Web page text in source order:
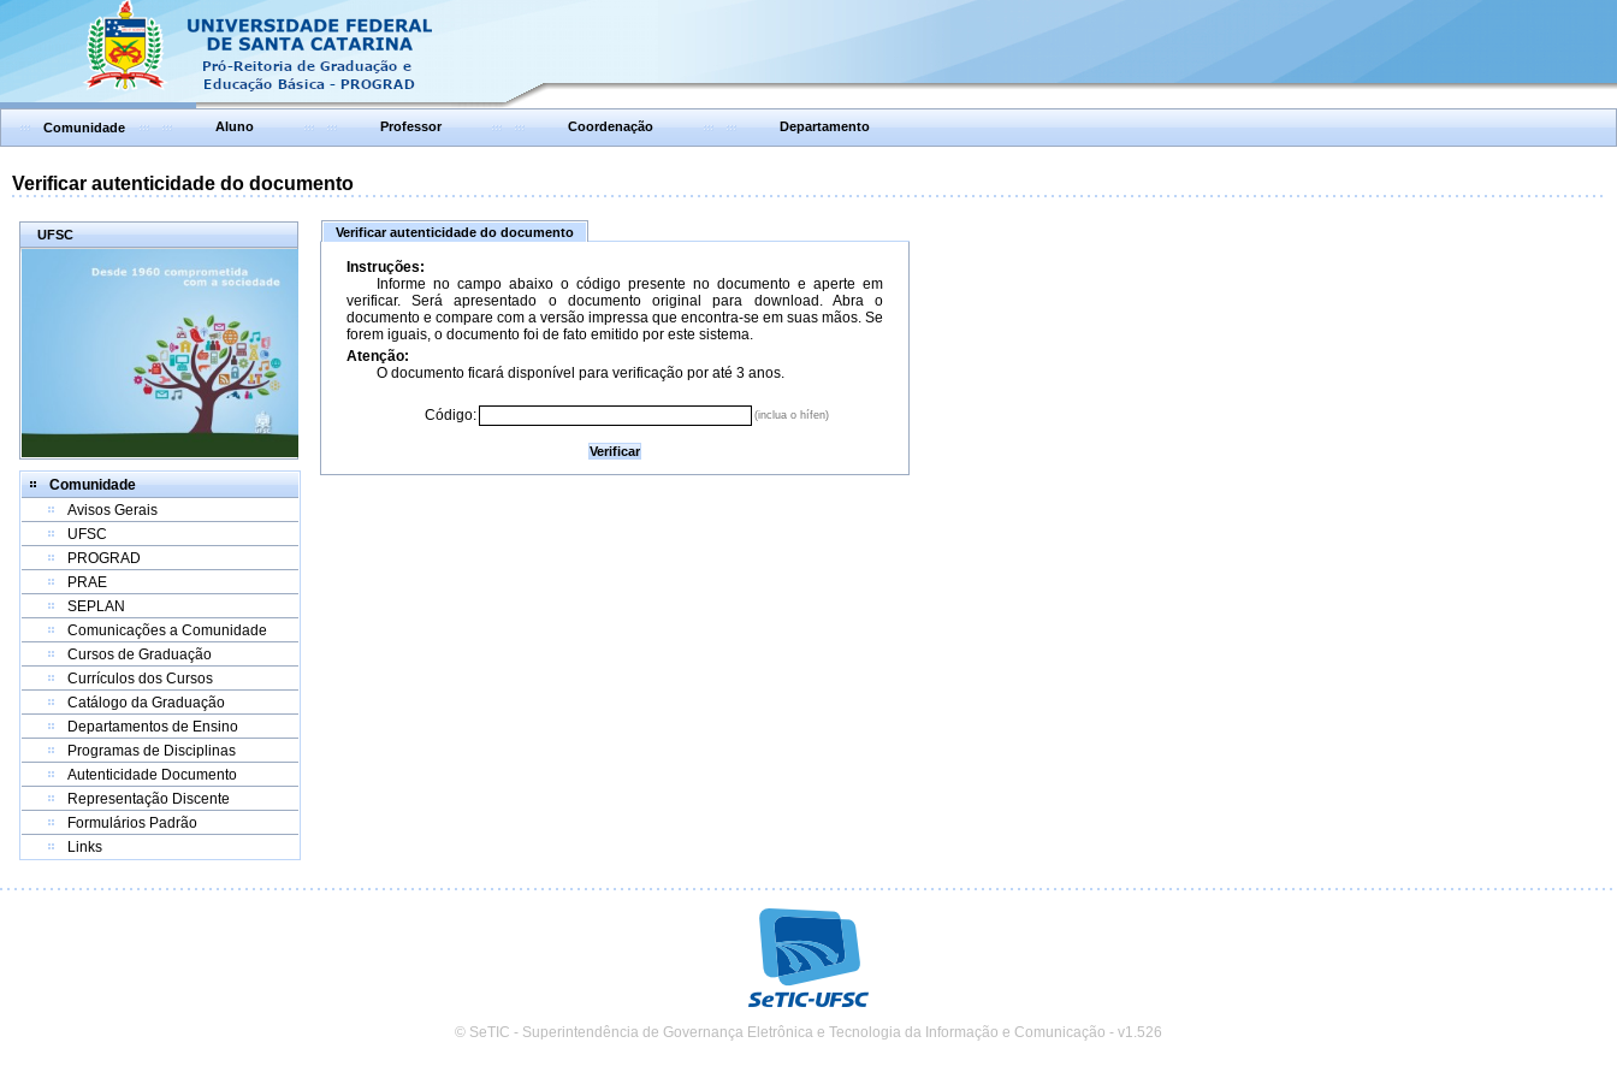
Comunidade Aluno Professor Coordenação Departamento
Verificar autenticidade do documento
UFSC
Comunidade
Avisos Gerais
UFSC
PROGRAD
PRAE
SEPLAN
Comunicações a Comunidade
Cursos de Graduação
Currículos dos Cursos
Catálogo da Graduação
Departamentos de Ensino
Programas de Disciplinas
Autenticidade Documento
Representação Discente
Formulários Padrão
Links
Verificar autenticidade do documento
Instruções:
Informe no campo abaixo o código presente no documento e aperte em
verificar. Será apresentado o documento original para download. Abra o
documento e compare com a versão impressa que encontra-se em suas mãos. Se
forem iguais, o documento foi de fato emitido por este sistema.
Atenção:
O documento ficará disponível para verificação por até 3 anos.
Código: (inclua o hífen)
© SeTIC - Superintendência de Governança Eletrônica e Tecnologia da Informação e Comunicação - v1.526